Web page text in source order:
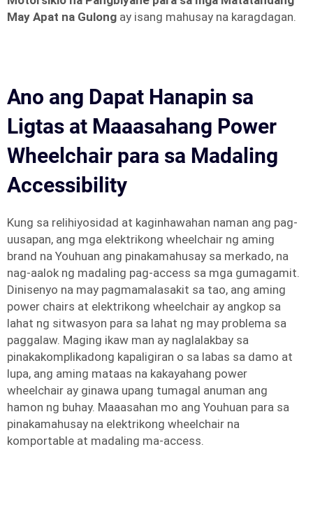
May Apat na Gulong ay isang mahusay na karagdagan.
Ano ang Dapat Hanapin sa
Ligtas at Maaasahang Power
Wheelchair para sa Madaling
Accessibility
Kung sa relihiyosidad at kaginhawahan naman ang pag-
uusapan, ang mga elektrikong wheelchair ng aming
brand na Youhuan ang pinakamahusay sa merkado, na
nag-aalok ng madaling pag-access sa mga gumagamit.
Dinisenyo na may pagmamalasakit sa tao, ang aming
power chairs at elektrikong wheelchair ay angkop sa
lahat ng sitwasyon para sa lahat ng may problema sa
paggalaw. Maging ikaw man ay naglalakbay sa
pinakakomplikadong kapaligiran o sa labas sa damo at
lupa, ang aming mataas na kakayahang power
wheelchair ay ginawa upang tumagal anuman ang
hamon ng buhay. Maaasahan mo ang Youhuan para sa
pinakamahusay na elektrikong wheelchair na
komportable at madaling ma-access.